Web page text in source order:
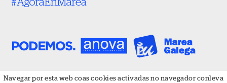
Navegar por esta web coas cookies activadas no navegador conleva